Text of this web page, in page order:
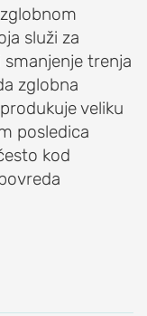
služi za
trenja
zglobna
veliku
posledica
kod